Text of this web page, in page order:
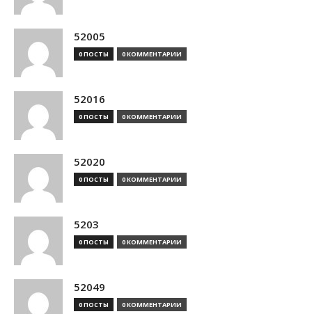
52005
0 ПОСТЫ 0 КОММЕНТАРИИ
52016
0 ПОСТЫ 0 КОММЕНТАРИИ
52020
0 ПОСТЫ 0 КОММЕНТАРИИ
5203
0 ПОСТЫ 0 КОММЕНТАРИИ
52049
0 ПОСТЫ 0 КОММЕНТАРИИ